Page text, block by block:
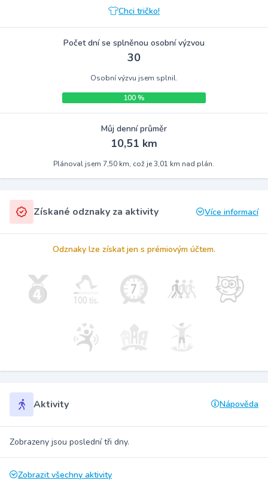
Chci tričko!
Počet dní se splněnou osobní výzvou
30
Osobní výzvu jsem splnil.
100 %
Můj denní průměr
10,51 km
Plánoval jsem 7,50 km, což je 3,01 km nad plán.
Získané odznaky za aktivity Více informací
Odznaky lze získat jen s prémiovým účtem.
Aktivity Nápověda
Zobrazeny jsou poslední tři dny.
Zobrazit všechny aktivity